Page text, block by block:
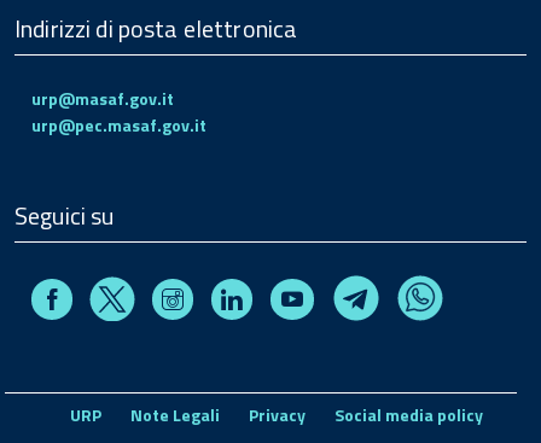
Indirizzi di posta elettronica
urp@masaf.gov.it
urp@pec.masaf.gov.it
Seguici su
FacebookX InstagramLinkedin Youtube TelegramWhatsapp
URP Note Legali Privacy
Social media policy